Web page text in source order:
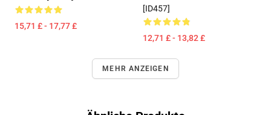
15,71 £ - 17,77 £
[ID457]
12,71 £ - 13,82 £
MEHR ANZEIGEN